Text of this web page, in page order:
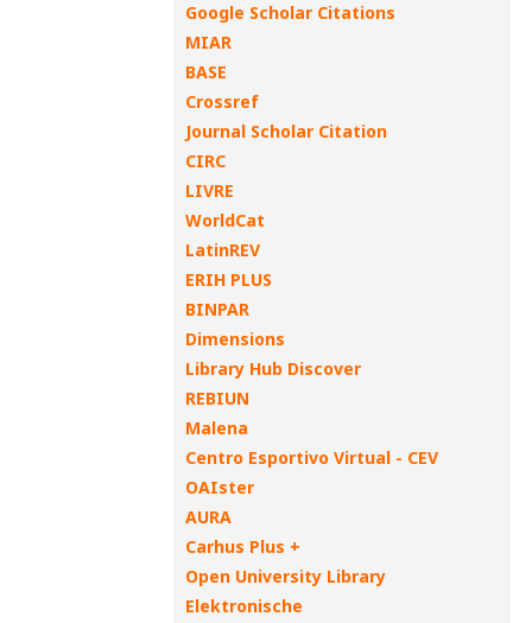
Google Scholar Citations
MIAR
BASE
Crossref
Journal Scholar Citation
CIRC
LIVRE
WorldCat
LatinREV
ERIH PLUS
BINPAR
Dimensions
Library Hub Discover
REBIUN
Malena
Centro Esportivo Virtual - CEV
OAIster
AURA
Carhus Plus +
Open University Library
Elektronische